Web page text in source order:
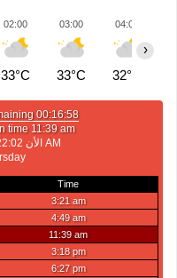
02:00
33°C
03:00
33°C
04:00
32°C
›